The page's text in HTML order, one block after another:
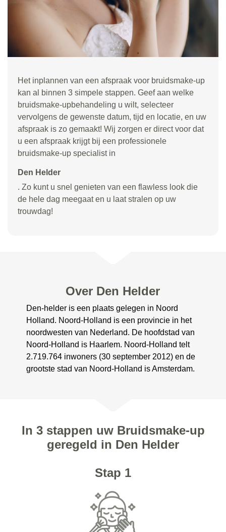
Het inplannen van een afspraak voor bruidsmake-up
kan al binnen 3 simpele stappen. Geef aan welke
bruidsmake-upbehandeling u wilt, selecteer
vervolgens de gewenste datum, tijd en locatie, en uw
afspraak is zo gemaakt! Wij zorgen er direct voor dat
u een afspraak krijgt bij een professionele
bruidsmake-up specialist in
Den Helder
. Zo kunt u snel genieten van een flawless look die
de hele dag meegaat en u laat stralen op uw
trouwdag!
Over Den Helder
Den-helder is een plaats gelegen in Noord
Holland. Noord-Holland is een provincie in het
noordwesten van Nederland. De hoofdstad van
Noord-Holland is Haarlem. Noord-Holland telt
2.719.764 inwoners (30 september 2012) en de
grootste stad van Noord-Holland is Amsterdam.
In 3 stappen uw Bruidsmake-up
geregeld in Den Helder
Stap 1